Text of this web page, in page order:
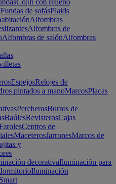
Cojín con relleno
Fundas de sofásPlaids
Alfombras
Alfombras de
Alfombras de salónAlfombras
EspejosRelojes de
pintados a manoMarcosPlacas
PercherosBurros de
BaúlesRevisterosCajas
Centros de
MaceterosJarronesMarcos de
y
decorativaIluminación para
Iluminación
Smart